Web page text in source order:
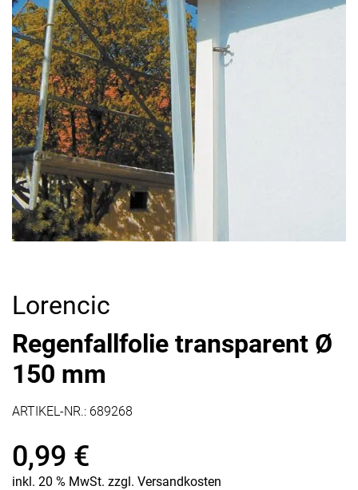
Lorencic
Regenfallfolie transparent Ø
150 mm
ARTIKEL-NR.: 689268
0,99 €
inkl. 20 % MwSt. zzgl. Versandkosten